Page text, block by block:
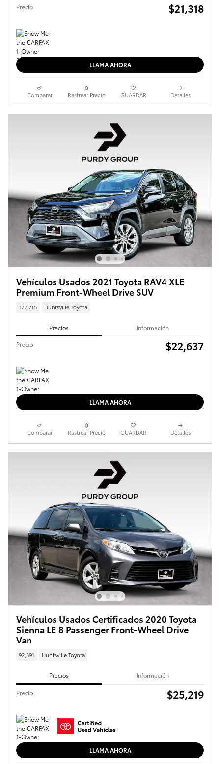
Precio $21,318
LLAMA AHORA
Comparar Rastrear Precio GUARDAR Detalles
Vehículos Usados 2021 Toyota RAV4 XLE
Premium Front-Wheel Drive SUV
122,715 Huntsville Toyota
Precios Información
Precio $22,637
LLAMA AHORA
Comparar Rastrear Precio GUARDAR Detalles
Vehículos Usados Certificados 2020 Toyota
Sienna LE 8 Passenger Front-Wheel Drive
Van
92,391 Huntsville Toyota
Precios Información
Precio $25,219
LLAMA AHORA